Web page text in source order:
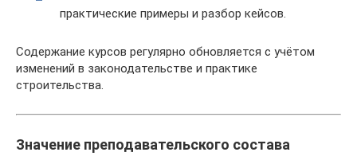
практические примеры и разбор кейсов.
Содержание курсов регулярно обновляется с учётом
изменений в законодательстве и практике
строительства.
Значение преподавательского состава